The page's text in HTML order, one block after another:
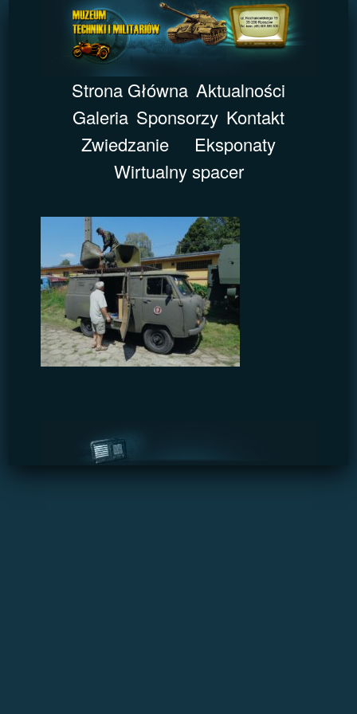
Strona Główna Aktualności
Galeria Sponsorzy Kontakt
Zwiedzanie
Eksponaty
Wirtualny spacer